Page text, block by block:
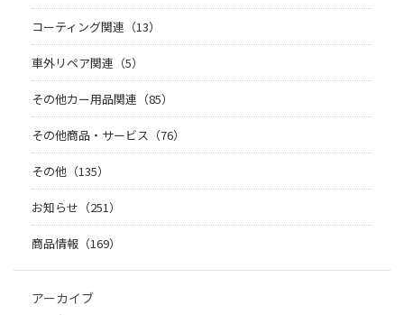
コーティング関連（13）
車外リペア関連（5）
その他カー用品関連（85）
その他商品・サービス（76）
その他（135）
お知らせ（251）
商品情報（169）
アーカイブ